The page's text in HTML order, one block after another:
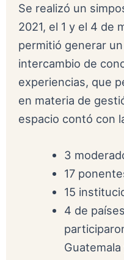
Se realizó un
2021, el 1 y el 4 de
permitió generar
intercambio de
experiencias, que
en materia de
espacio contó con
3
17
15
4 de